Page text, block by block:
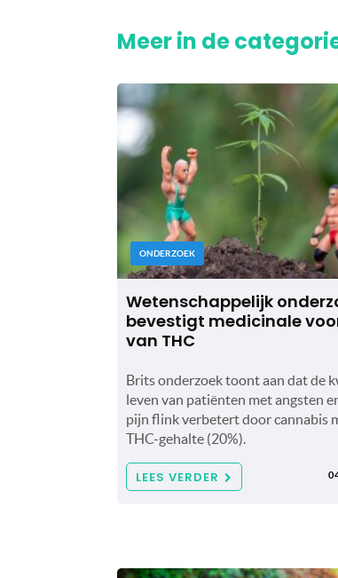
Meer in de
ONDERZOEK
Wetenschappelijk
bevestigt medicinale
van THC
Brits onderzoek toont aan dat de
leven van patiënten met angsten
pijn flink verbetert door cannabis
THC-gehalte (20%).
LEES VERDER